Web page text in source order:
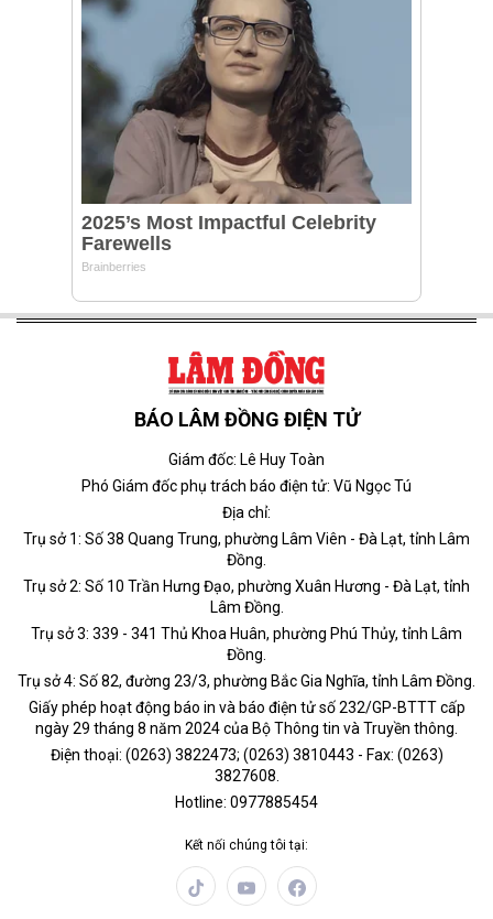
BÁO LÂM ĐỒNG ĐIỆN TỬ
Giám đốc: Lê Huy Toàn
Phó Giám đốc phụ trách báo điện tử: Vũ Ngọc Tú
Địa chỉ:
Trụ sở 1: Số 38 Quang Trung, phường Lâm Viên - Đà Lạt, tỉnh Lâm
Đồng.
Trụ sở 2: Số 10 Trần Hưng Đạo, phường Xuân Hương - Đà Lạt, tỉnh
Lâm Đồng.
Trụ sở 3: 339 - 341 Thủ Khoa Huân, phường Phú Thủy, tỉnh Lâm
Đồng.
Trụ sở 4: Số 82, đường 23/3, phường Bắc Gia Nghĩa, tỉnh Lâm Đồng.
Giấy phép hoạt động báo in và báo điện tử số 232/GP-BTTT cấp
ngày 29 tháng 8 năm 2024 của Bộ Thông tin và Truyền thông.
Điện thoại: (0263) 3822473; (0263) 3810443 - Fax: (0263)
3827608.
Hotline: 0977885454
Kết nối chúng tôi tại: